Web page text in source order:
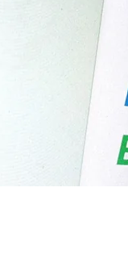
unterstützen
genossenschaft